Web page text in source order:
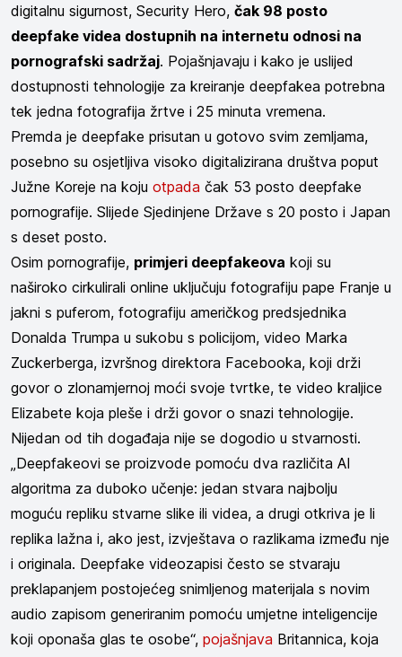
digitalnu sigurnost, Security Hero, čak 98 posto
deepfake videa dostupnih na internetu odnosi na
pornografski sadržaj. Pojašnjavaju i kako je uslijed
dostupnosti tehnologije za kreiranje deepfakea potrebna
tek jedna fotografija žrtve i 25 minuta vremena.
Premda je deepfake prisutan u gotovo svim zemljama,
posebno su osjetljiva visoko digitalizirana društva poput
Južne Koreje na koju otpada čak 53 posto deepfake
pornografije. Slijede Sjedinjene Države s 20 posto i Japan
s deset posto.
Osim pornografije, primjeri deepfakeova koji su
naširoko cirkulirali online uključuju fotografiju pape Franje u
jakni s puferom, fotografiju američkog predsjednika
Donalda Trumpa u sukobu s policijom, video Marka
Zuckerberga, izvršnog direktora Facebooka, koji drži
govor o zlonamjernoj moći svoje tvrtke, te video kraljice
Elizabete koja pleše i drži govor o snazi tehnologije.
Nijedan od tih događaja nije se dogodio u stvarnosti.
„Deepfakeovi se proizvode pomoću dva različita AI
algoritma za duboko učenje: jedan stvara najbolju
moguću repliku stvarne slike ili videa, a drugi otkriva je li
replika lažna i, ako jest, izvještava o razlikama između nje
i originala. Deepfake videozapisi često se stvaraju
preklapanjem postojećeg snimljenog materijala s novim
audio zapisom generiranim pomoću umjetne inteligencije
koji oponaša glas te osobe“, pojašnjava Britannica, koja